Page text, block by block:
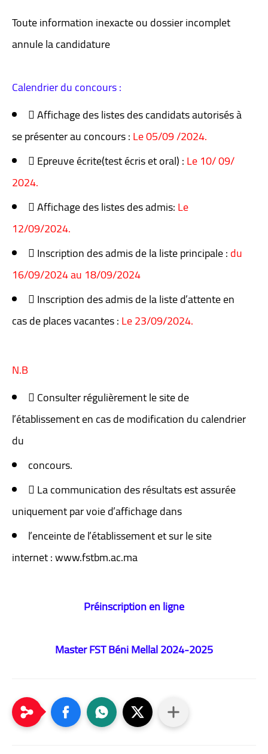
Toute information inexacte ou dossier incomplet
annule la candidature
Calendrier du concours :
 Affichage des listes des candidats autorisés à
se présenter au concours :Le 05/09 /2024.
 Epreuve écrite(test écris et oral) :Le 10/ 09/
2024.
 Affichage des listes des admis:Le
12/09/2024.
 Inscription des admis de la liste principale :du
16/09/2024 au 18/09/2024
 Inscription des admis de la liste d’attente en
cas de places vacantes :Le23/09/2024.
N.B
 Consulter régulièrement le site de
l’établissement en cas de modification du calendrier
du
concours.
 La communication des résultats est assurée
uniquement par voie d’affichage dans
l’enceinte de l’établissement et sur le site
internet : www.fstbm.ac.ma
Préinscription en ligne
Master FST Béni Mellal 2024-2025